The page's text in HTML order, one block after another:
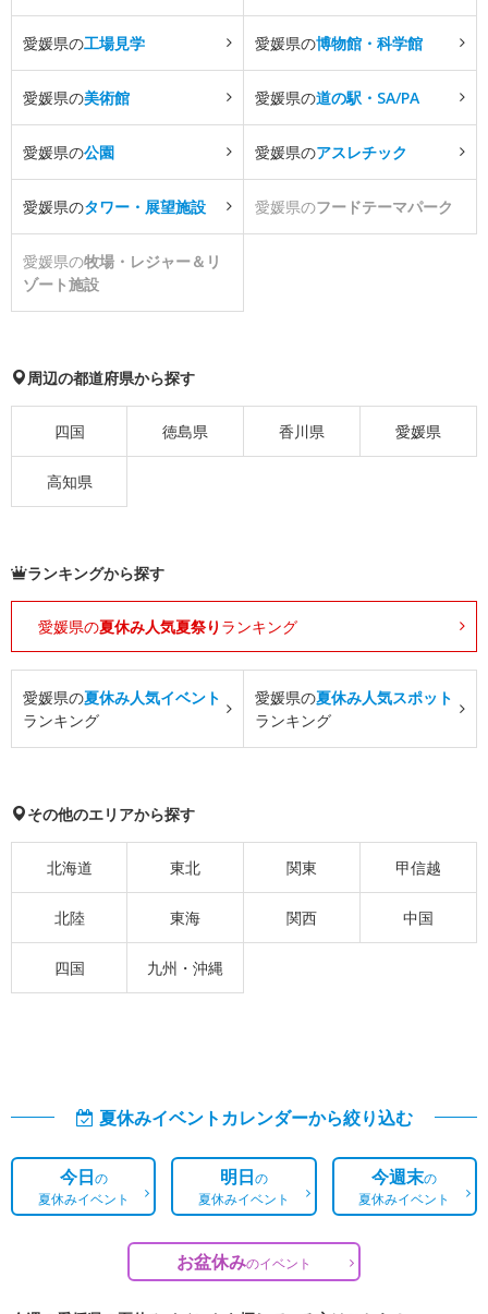
愛媛県の工場見学 愛媛県の博物館・科学館
愛媛県の美術館 愛媛県の道の駅・SA/PA
愛媛県の公園 愛媛県のアスレチック
愛媛県のタワー・展望施設 愛媛県のフードテーマパーク
愛媛県の牧場・レジャー＆リ
ゾート施設
周辺の都道府県から探す
四国 徳島県 香川県 愛媛県
高知県
ランキングから探す
愛媛県の夏休み人気夏祭り ランキング
愛媛県の夏休み人気イベント
ランキング
愛媛県の夏休み人気スポット
ランキング
その他のエリアから探す
北海道 東北 関東 甲信越
北陸 東海 関西 中国
四国 九州・沖縄
夏休みイベントカレンダーから絞り込む
今日の
夏休みイベント
明日の
夏休みイベント
今週末の
夏休みイベント
お盆休みのイベント